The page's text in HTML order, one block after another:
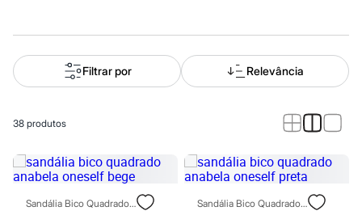
Alfaiataria
Novidades
Roupas
Blusas e Camisetas
Casacos e Jaquetas
Macacões
Saias
Shorts e Bermudas
Vestidos
Filtrar por Relevância
38 produtos
Sandália Bico Quadrado Anabela Oneself Bege Sandália Bico Quadrado Anabela Oneself Preta